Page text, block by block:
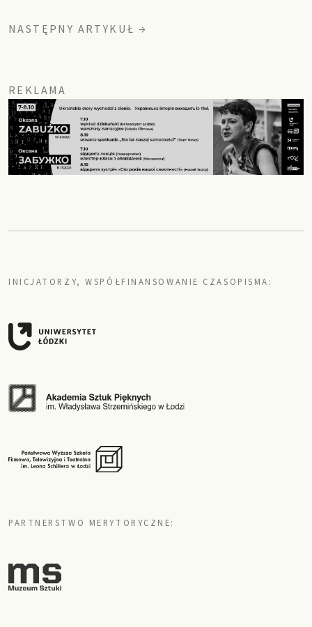
NASTĘPNY ARTYKUŁ →
REKLAMA
INICJATORZY, WSPÓŁFINANSOWANIE CZASOPISMA:
PARTNERSTWO MERYTORYCZNE: